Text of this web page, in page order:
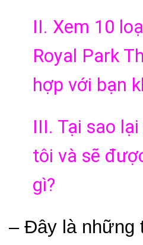
II. Xem 10
Royal Park
hợp với bạn
III. Tại sao
tôi và sẽ
gì?
– Đây là những